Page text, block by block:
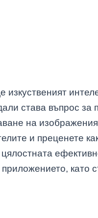
изкуственият
става въпрос за
на
и преценете
приложението, като